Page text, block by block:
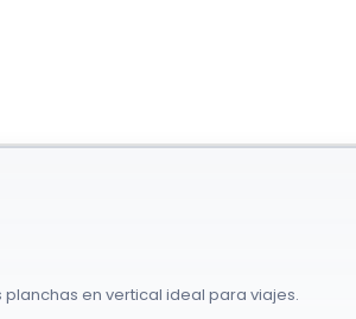
planchas en vertical ideal para viajes.